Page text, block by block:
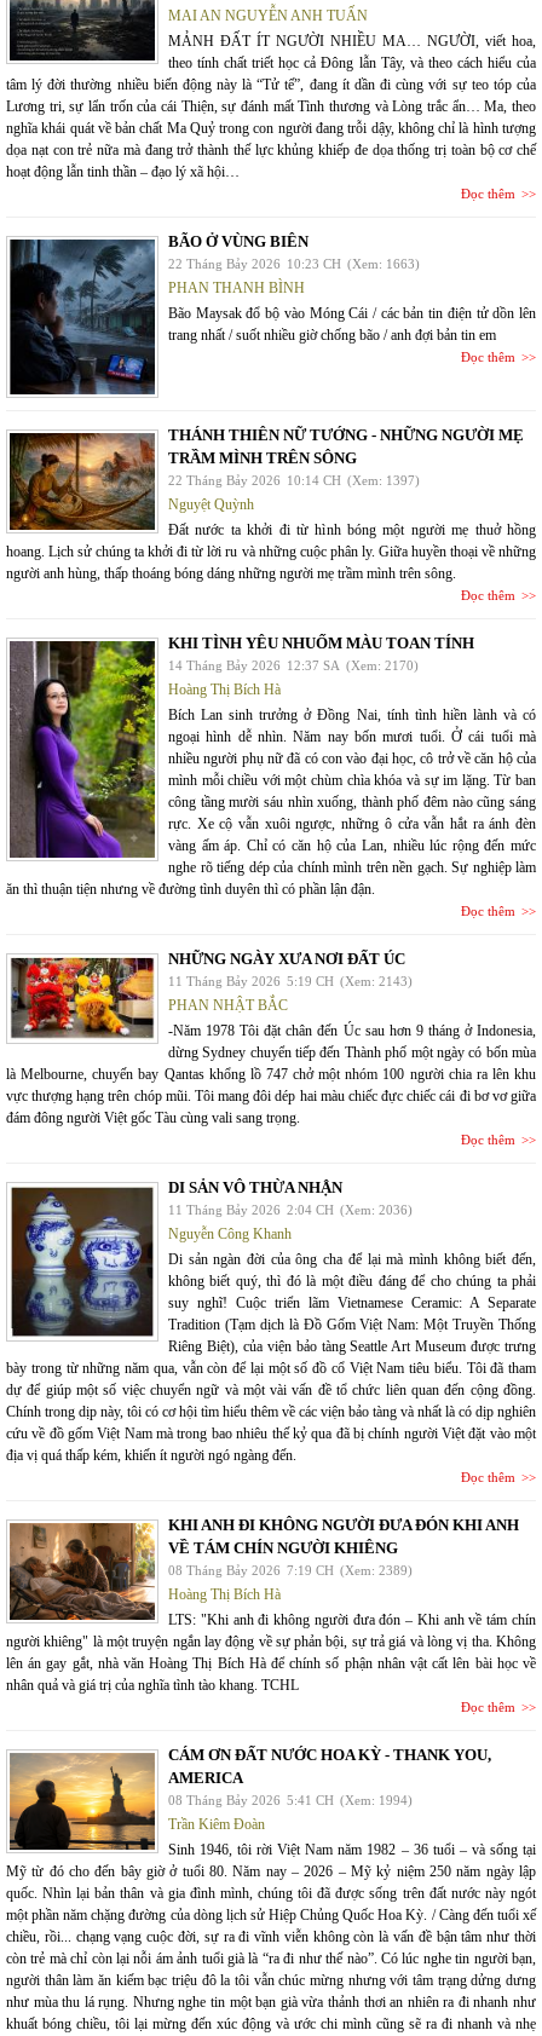
MAI AN NGUYỄN ANH TUẤN
MẢNH ĐẤT ÍT NGƯỜI NHIỀU MA… NGƯỜI, viết hoa,
theo tính chất triết học cả Đông lẫn Tây, và theo cách hiểu của
tâm lý đời thường nhiều biến động này là “Tử tế”, đang ít dần đi cùng với sự teo tóp của
Lương tri, sự lẩn trốn của cái Thiện, sự đánh mất Tình thương và Lòng trắc ẩn… Ma, theo
nghĩa khái quát về bản chất Ma Quỷ trong con người đang trỗi dậy, không chỉ là hình tượng
dọa nạt con trẻ nữa mà đang trở thành thế lực khủng khiếp đe dọa thống trị toàn bộ cơ chế
hoạt động lẫn tinh thần – đạo lý xã hội…
Đọc thêm
BÃO Ở VÙNG BIÊN
22 Tháng Bảy 2026 10:23 CH (Xem: 1663)
PHAN THANH BÌNH
Bão Maysak đổ bộ vào Móng Cái / các bản tin điện tử dồn lên
trang nhất / suốt nhiều giờ chống bão / anh đợi bản tin em
Đọc thêm
THÁNH THIÊN NỮ TƯỚNG - NHỮNG NGƯỜI MẸ
TRẦM MÌNH TRÊN SÔNG
22 Tháng Bảy 2026 10:14 CH (Xem: 1397)
Nguyệt Quỳnh
Đất nước ta khởi đi từ hình bóng một người mẹ thuở hồng
hoang. Lịch sử chúng ta khởi đi từ lời ru và những cuộc phân ly. Giữa huyền thoại về những
người anh hùng, thấp thoáng bóng dáng những người mẹ trầm mình trên sông.
Đọc thêm
KHI TÌNH YÊU NHUỐM MÀU TOAN TÍNH
14 Tháng Bảy 2026 12:37 SA (Xem: 2170)
Hoàng Thị Bích Hà
Bích Lan sinh trưởng ở Đồng Nai, tính tình hiền lành và có
ngoại hình dễ nhìn. Năm nay bốn mươi tuổi. Ở cái tuổi mà
nhiều người phụ nữ đã có con vào đại học, cô trở về căn hộ của
mình mỗi chiều với một chùm chìa khóa và sự im lặng. Từ ban
công tầng mười sáu nhìn xuống, thành phố đêm nào cũng sáng
rực. Xe cộ vẫn xuôi ngược, những ô cửa vẫn hắt ra ánh đèn
vàng ấm áp. Chỉ có căn hộ của Lan, nhiều lúc rộng đến mức
nghe rõ tiếng dép của chính mình trên nền gạch. Sự nghiệp làm
ăn thì thuận tiện nhưng về đường tình duyên thì có phần lận đận.
Đọc thêm
NHỮNG NGÀY XƯA NƠI ĐẤT ÚC
11 Tháng Bảy 2026 5:19 CH (Xem: 2143)
PHAN NHẬT BẮC
-Năm 1978 Tôi đặt chân đến Úc sau hơn 9 tháng ở Indonesia,
dừng Sydney chuyển tiếp đến Thành phố một ngày có bốn mùa
là Melbourne, chuyến bay Qantas khổng lồ 747 chở một nhóm 100 người chia ra lên khu
vực thượng hạng trên chóp mũi. Tôi mang đôi dép hai màu chiếc đực chiếc cái đi bơ vơ giữa
đám đông người Việt gốc Tàu cùng vali sang trọng.
Đọc thêm
DI SẢN VÔ THỪA NHẬN
11 Tháng Bảy 2026 2:04 CH (Xem: 2036)
Nguyễn Công Khanh
Di sản ngàn đời của ông cha để lại mà mình không biết đến,
không biết quý, thì đó là một điều đáng để cho chúng ta phải
suy nghĩ! Cuộc triển lãm Vietnamese Ceramic: A Separate
Tradition (Tạm dịch là Đồ Gốm Việt Nam: Một Truyền Thống
Riêng Biệt), của viện bảo tàng Seattle Art Museum được trưng
bày trong từ những năm qua, vẫn còn để lại một số đồ cổ Việt Nam tiêu biểu. Tôi đã tham
dự để giúp một số việc chuyển ngữ và một vài vấn đề tổ chức liên quan đến cộng đồng.
Chính trong dịp này, tôi có cơ hội tìm hiểu thêm về các viện bảo tàng và nhất là có dịp nghiên
cứu về đồ gốm Việt Nam mà trong bao nhiêu thế kỷ qua đã bị chính người Việt đặt vào một
địa vị quá thấp kém, khiến ít người ngó ngàng đến.
Đọc thêm
KHI ANH ĐI KHÔNG NGƯỜI ĐƯA ĐÓN KHI ANH
VỀ TÁM CHÍN NGƯỜI KHIÊNG
08 Tháng Bảy 2026 7:19 CH (Xem: 2389)
Hoàng Thị Bích Hà
LTS: "Khi anh đi không người đưa đón – Khi anh về tám chín
người khiêng" là một truyện ngắn lay động về sự phản bội, sự trả giá và lòng vị tha. Không
lên án gay gắt, nhà văn Hoàng Thị Bích Hà để chính số phận nhân vật cất lên bài học về
nhân quả và giá trị của nghĩa tình tào khang. TCHL
Đọc thêm
CÁM ƠN ĐẤT NƯỚC HOA KỲ - THANK YOU,
AMERICA
08 Tháng Bảy 2026 5:41 CH (Xem: 1994)
Trần Kiêm Đoàn
Sinh 1946, tôi rời Việt Nam năm 1982 – 36 tuổi – và sống tại
Mỹ từ đó cho đến bây giờ ở tuổi 80. Năm nay – 2026 – Mỹ kỷ niệm 250 năm ngày lập
quốc. Nhìn lại bản thân và gia đình mình, chúng tôi đã được sống trên đất nước này ngót
một phần năm chặng đường của dòng lịch sử Hiệp Chủng Quốc Hoa Kỳ. / Càng đến tuổi xế
chiều, rồi... chạng vạng cuộc đời, sự ra đi vĩnh viễn không còn là vấn đề bận tâm như thời
còn trẻ mà chỉ còn lại nỗi ám ảnh tuổi già là “ra đi như thế nào”. Có lúc nghe tin người bạn,
người thân làm ăn kiếm bạc triệu đô la tôi vẫn chúc mừng nhưng với tâm trạng dửng dưng
như mùa thu lá rụng. Nhưng nghe tin một bạn già vừa thảnh thơi an nhiên ra đi nhanh như
khuất bóng chiều, tôi lại mừng đến xúc động và ước chi mình cũng sẽ ra đi nhanh và nhẹ